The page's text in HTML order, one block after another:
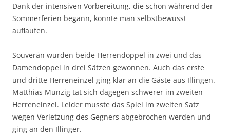
Dank der intensiven Vorbereitung, die schon während der
Sommerferien begann, konnte man selbstbewusst
auflaufen.
Souverän wurden beide Herrendoppel in zwei und das
Damendoppel in drei Sätzen gewonnen. Auch das erste
und dritte Herreneinzel ging klar an die Gäste aus Illingen.
Matthias Munzig tat sich dagegen schwerer im zweiten
Herreneinzel. Leider musste das Spiel im zweiten Satz
wegen Verletzung des Gegners abgebrochen werden und
ging an den Illinger.